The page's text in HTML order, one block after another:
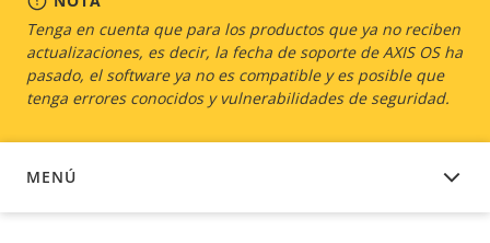
Tenga en cuenta que para los productos que ya no reciben
actualizaciones, es decir, la fecha de soporte de AXIS OS ha
pasado, el software ya no es compatible y es posible que
tenga errores conocidos y vulnerabilidades de seguridad.
MENÚ
SOFTWARE DEL DISPOSITIVO